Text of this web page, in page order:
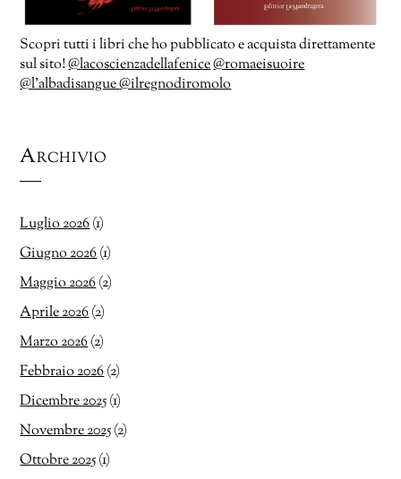
Scopri tutti i libri che ho pubblicato e acquista direttamente
sul sito!@lacoscienzadellafenice@romaeisuoire
@l’albadisangue@ilregnodiromolo
Archivio
Luglio 2026(1)
Giugno 2026(1)
Maggio 2026(2)
Aprile 2026(2)
Marzo 2026(2)
Febbraio 2026(2)
Dicembre 2025(1)
Novembre 2025(2)
Ottobre 2025(1)